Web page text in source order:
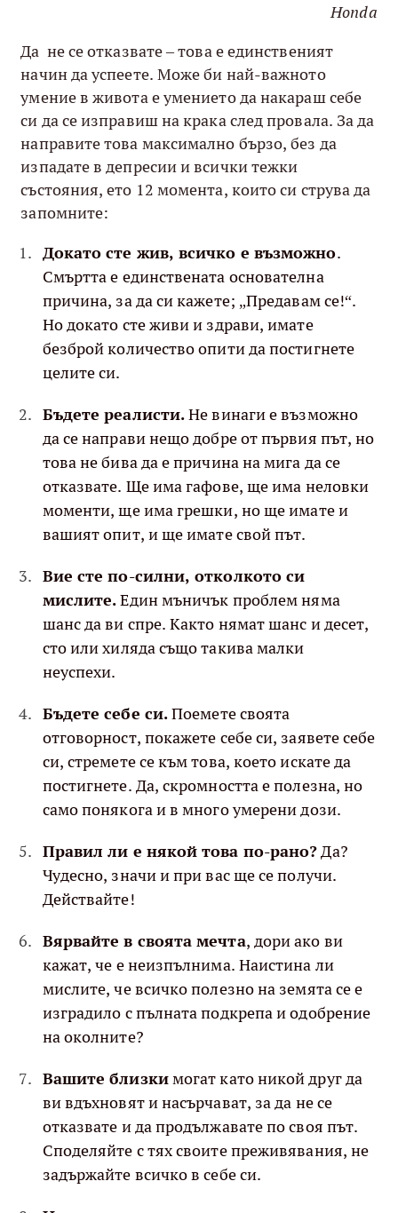
Honda
Да не се отказвате – това е единственият
начин да успеете. Може би най-важното
умение в живота е умението да накараш себе
си да се изправиш на крака след провала. За да
направите това максимално бързо, без да
изпадате в депресии и всички тежки
състояния, ето 12 момента, които си струва да
запомните:
Докато сте жив, всичко е възможно.
Смъртта е единствената основателна
причина, за да си кажете; „Предавам се!“.
Но докато сте живи и здрави, имате
безброй количество опити да постигнете
целите си.
Бъдете реалисти.Не винаги е възможно
да се направи нещо добре от първия път, но
това не бива да е причина на мига да се
отказвате. Ще има гафове, ще има неловки
моменти, ще има грешки, но ще имате и
вашият опит, и ще имате свой път.
Вие сте по-силни, отколкото си
мислите.Един мъничък проблем няма
шанс да ви спре. Както нямат шанс и десет,
сто или хиляда също такива малки
неуспехи.
Бъдете себе си.Поемете своята
отговорност, покажете себе си, заявете себе
си, стремете се към това, което искате да
постигнете. Да, скромността е полезна, но
само понякога и в много умерени дози.
Правил ли е някой това по-рано?Да?
Чудесно, значи и при вас ще се получи.
Действайте!
Вярвайте в своята мечта, дори ако ви
кажат, че е неизпълнима. Наистина ли
мислите, че всичко полезно на земята се е
изградило с пълната подкрепа и одобрение
на околните?
Вашите близкимогат като никой друг да
ви вдъхновят и насърчават, за да не се
отказвате и да продължавате по своя път.
Споделяйте с тях своите преживявания, не
задържайте всичко в себе си.